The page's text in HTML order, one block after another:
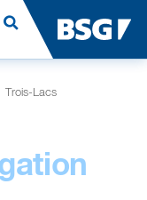
Rechercher
Trois-Lacs